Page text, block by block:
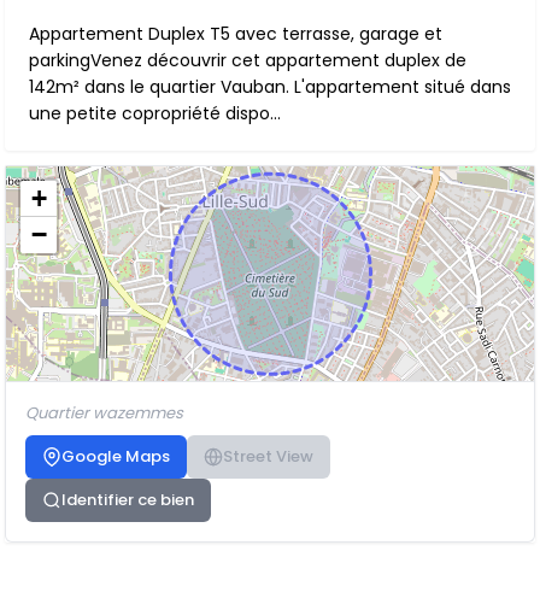
Appartement Duplex T5 avec terrasse, garage et
parkingVenez découvrir cet appartement duplex de
142m² dans le quartier Vauban. L'appartement situé dans
une petite copropriété dispo...
+
−
Quartier wazemmes
Google Maps
Street View
Identifier ce bien